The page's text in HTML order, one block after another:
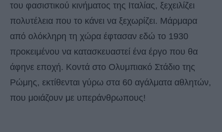
του φασιστικού κινήματος της Ιταλίας, ξεχειλίζει
πολυτέλεια που το κάνει να ξεχωρίζει. Μάρμαρα
από ολόκληρη τη χώρα έφτασαν εδώ το 1930
προκειμένου να κατασκευαστεί ένα έργο που θα
άφηνε εποχή. Κοντά στο Ολυμπιακό Στάδιο της
Ρώμης, εκτίθενται γύρω στα 60 αγάλματα αθλητών,
που μοιάζουν με υπεράνθρωπους!